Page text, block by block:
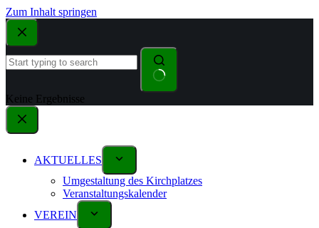
Zum Inhalt springen
Keine Ergebnisse
AKTUELLES
Umgestaltung des Kirchplatzes
Veranstaltungskalender
VEREIN